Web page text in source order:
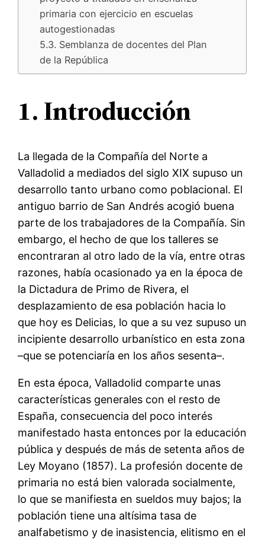
primaria con ejercicio en escuelas
autogestionadas
5.3. Semblanza de docentes del Plan
de la República
1. Introducción
La llegada de la Compañía del Norte a
Valladolid a mediados del siglo XIX supuso un
desarrollo tanto urbano como poblacional. El
antiguo barrio de San Andrés acogió buena
parte de los trabajadores de la Compañía. Sin
embargo, el hecho de que los talleres se
encontraran al otro lado de la vía, entre otras
razones, había ocasionado ya en la época de
la Dictadura de Primo de Rivera, el
desplazamiento de esa población hacia lo
que hoy es Delicias, lo que a su vez supuso un
incipiente desarrollo urbanístico en esta zona
–que se potenciaría en los años sesenta–.
En esta época, Valladolid comparte unas
características generales con el resto de
España, consecuencia del poco interés
manifestado hasta entonces por la educación
pública y después de más de setenta años de
Ley Moyano (1857). La profesión docente de
primaria no está bien valorada socialmente,
lo que se manifiesta en sueldos muy bajos; la
población tiene una altísima tasa de
analfabetismo y de inasistencia, elitismo en el